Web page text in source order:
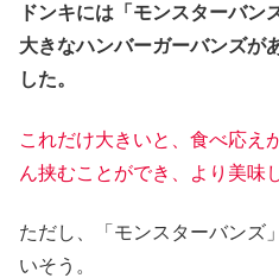
ドンキには「モンスターバ
大きなハンバーガーバンズが
した。
これだけ大きいと、食べ応え
ん挟むことができ、より美味
ただし、「モンスターバンズ
いそう。